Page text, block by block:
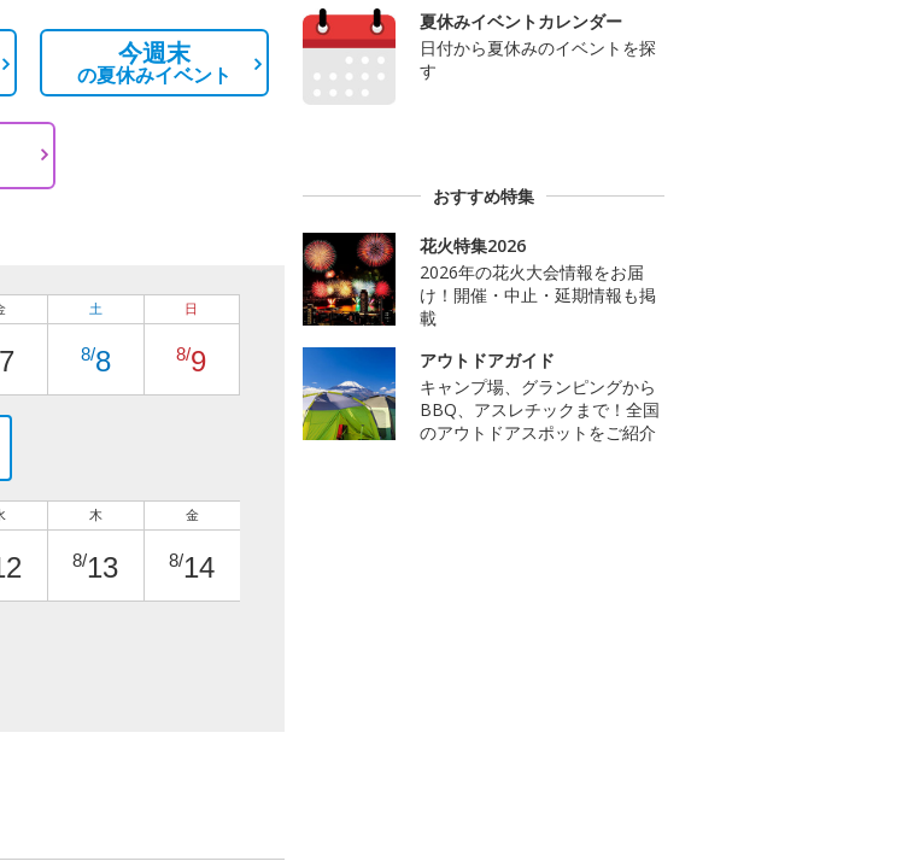
今週末
の夏休みイベント
土
8/8
日
8/9
木
8/13
金
8/14
夏休みイベントカレンダー
日付から夏休みのイベントを探
す
おすすめ特集
花火特集2026
2026年の花火大会情報をお届
け！開催・中止・延期情報も掲
載
アウトドアガイド
キャンプ場、グランピングから
BBQ、アスレチックまで！全国
のアウトドアスポットをご紹介